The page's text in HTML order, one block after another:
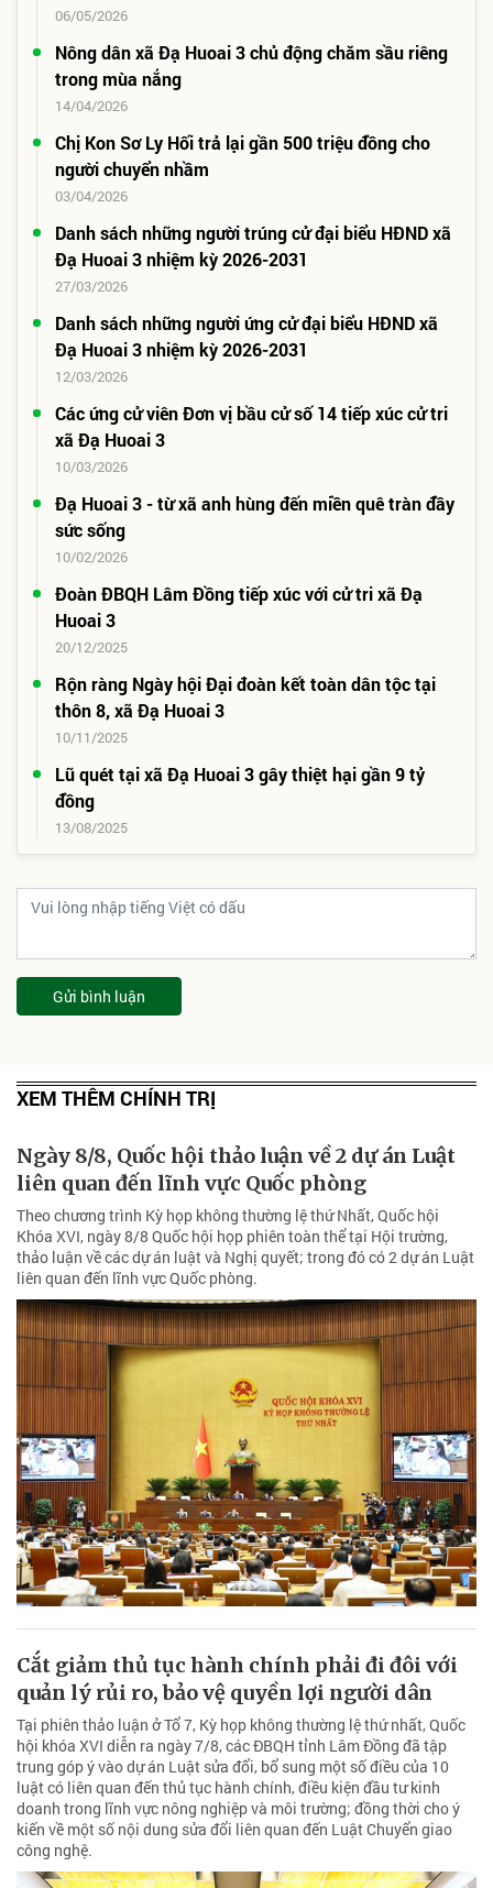
06/05/2026
Nông dân xã Đạ Huoai 3 chủ động chăm sầu riêng
trong mùa nắng
14/04/2026
Chị Kon Sơ Ly Hối trả lại gần 500 triệu đồng cho
người chuyển nhầm
03/04/2026
Danh sách những người trúng cử đại biểu HĐND xã
Đạ Huoai 3 nhiệm kỳ 2026-2031
27/03/2026
Danh sách những người ứng cử đại biểu HĐND xã
Đạ Huoai 3 nhiệm kỳ 2026-2031
12/03/2026
Các ứng cử viên Đơn vị bầu cử số 14 tiếp xúc cử tri
xã Đạ Huoai 3
10/03/2026
Đạ Huoai 3 - từ xã anh hùng đến miền quê tràn đầy
sức sống
10/02/2026
Đoàn ĐBQH Lâm Đồng tiếp xúc với cử tri xã Đạ
Huoai 3
20/12/2025
Rộn ràng Ngày hội Đại đoàn kết toàn dân tộc tại
thôn 8, xã Đạ Huoai 3
10/11/2025
Lũ quét tại xã Đạ Huoai 3 gây thiệt hại gần 9 tỷ
đồng
13/08/2025
Gửi bình luận
XEM THÊM CHÍNH TRỊ
Ngày 8/8, Quốc hội thảo luận về 2 dự án Luật
liên quan đến lĩnh vực Quốc phòng
Theo chương trình Kỳ họp không thường lệ thứ Nhất, Quốc hội
Khóa XVI, ngày 8/8 Quốc hội họp phiên toàn thể tại Hội trường,
thảo luận về các dự án luật và Nghị quyết; trong đó có 2 dự án Luật
liên quan đến lĩnh vực Quốc phòng.
Cắt giảm thủ tục hành chính phải đi đôi với
quản lý rủi ro, bảo vệ quyền lợi người dân
Tại phiên thảo luận ở Tổ 7, Kỳ họp không thường lệ thứ nhất, Quốc
hội khóa XVI diễn ra ngày 7/8, các ĐBQH tỉnh Lâm Đồng đã tập
trung góp ý vào dự án Luật sửa đổi, bổ sung một số điều của 10
luật có liên quan đến thủ tục hành chính, điều kiện đầu tư kinh
doanh trong lĩnh vực nông nghiệp và môi trường; đồng thời cho ý
kiến về một số nội dung sửa đổi liên quan đến Luật Chuyển giao
công nghệ.